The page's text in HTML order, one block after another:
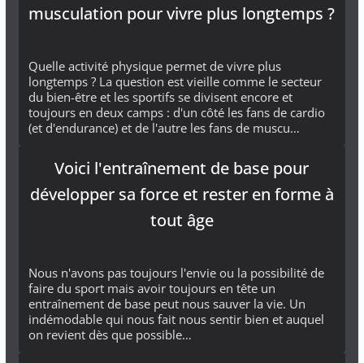
musculation pour vivre plus longtemps ?
Quelle activité physique permet de vivre plus
longtemps ? La question est vieille comme le secteur
du bien-être et les sportifs se divisent encore et
toujours en deux camps : d'un côté les fans de cardio
(et d'endurance) et de l'autre les fans de muscu…
Voici l'entraînement de base pour
développer sa force et rester en forme à
tout âge
Nous n'avons pas toujours l'envie ou la possibilité de
faire du sport mais avoir toujours en tête un
entraînement de base peut nous sauver la vie. Un
indémodable qui nous fait nous sentir bien et auquel
on revient dès que possible…